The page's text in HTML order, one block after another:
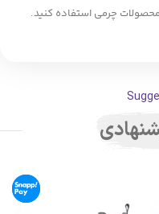
چرمی استفاده کنید.